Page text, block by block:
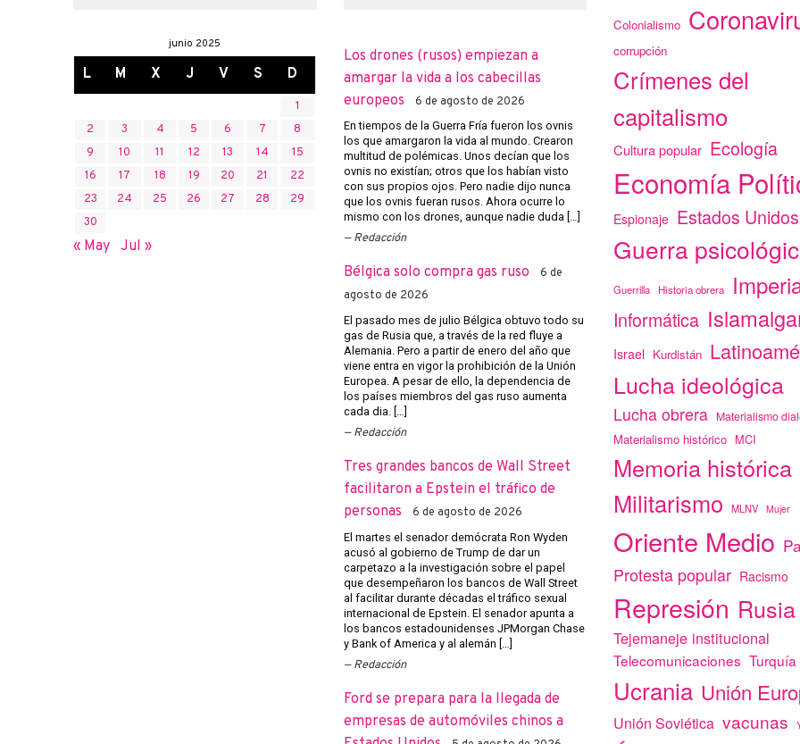
junio 2025
L M X J V S D
1
2
3 4 5 6 7
8
9
10 11 12 13 14
15
16
17 18 19 20 21
22
23
24 25 26 27 28
29
30
« May Jul »
Los drones (rusos) empiezan a
amargar la vida a los cabecillas
europeos
6 de agosto de 2026
En tiempos de la Guerra Fría fueron los ovnis
los que amargaron la vida al mundo. Crearon
multitud de polémicas. Unos decían que los
ovnis no existían; otros que los habían visto
con sus propios ojos. Pero nadie dijo nunca
que los ovnis fueran rusos. Ahora ocurre lo
mismo con los drones, aunque nadie duda […]
Redacción
Bélgica solo compra gas ruso
6 de
agosto de 2026
El pasado mes de julio Bélgica obtuvo todo su
gas de Rusia que, a través de la red fluye a
Alemania. Pero a partir de enero del año que
viene entra en vigor la prohibición de la Unión
Europea. A pesar de ello, la dependencia de
los países miembros del gas ruso aumenta
cada dia. […]
Redacción
Tres grandes bancos de Wall Street
facilitaron a Epstein el tráfico de
personas
6 de agosto de 2026
El martes el senador demócrata Ron Wyden
acusó al gobierno de Trump de dar un
carpetazo a la investigación sobre el papel
que desempeñaron los bancos de Wall Street
al facilitar durante décadas el tráfico sexual
internacional de Epstein. El senador apunta a
los bancos estadounidenses JPMorgan Chase
y Bank of America y al alemán […]
Redacción
Ford se prepara para la llegada de
empresas de automóviles chinos a
Colonialismo
corrupción
Crímenes del
capitalismo
Cultura popular Ecología
Economía
Espionaje Estados Unidos
Guerra
Guerrilla Historia obrera
Informática
Israel Kurdistán
Lucha ideológica
Lucha obrera Materialismo
Materialismo histórico MCI
Memoria histórica
Militarismo
MLNV Mujer
Oriente Medio
Protesta popular Racismo
Represión Rusia
Tejemaneje institucional
Telecomunicaciones Turquía
Ucrania Unión
Unión Soviética vacunas